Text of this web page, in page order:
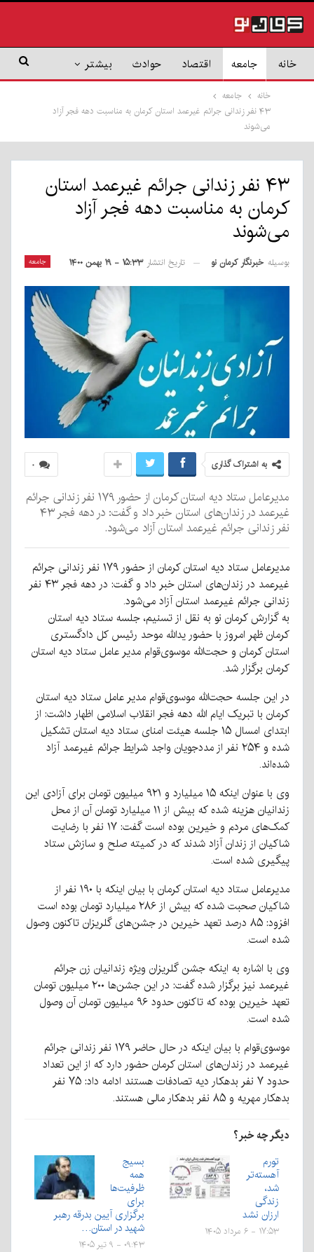
خانه جامعه اقتصاد حوادث بیشتر
خانه
جامعه
۴۳ نفر زندانی جرائم غیرعمد استان کرمان به مناسبت دهه فجر آزاد
می‌شوند
۴۳ نفر زندانی جرائم غیرعمد استان
کرمان به مناسبت دهه فجر آزاد
می‌شوند
جامعه بوسیله خبرنگار کرمان نو تاریخ انتشار ۱۵:۳۳ - ۱۹ بهمن ۱۴۰۰
۰ به اشتراک گذاری
مدیرعامل ستاد دیه استان کرمان از حضور ۱۷۹ نفر زندانی جرائم
غیرعمد در زندان‌های استان خبر داد و گفت: در دهه فجر ۴۳
نفر زندانی جرائم غیرعمد استان آزاد می‌شود.
مدیرعامل ستاد دیه استان کرمان از حضور ۱۷۹ نفر زندانی جرائم
غیرعمد در زندان‌های استان خبر داد و گفت: در دهه فجر ۴۳ نفر
زندانی جرائم غیرعمد استان آزاد می‌شود.
به گزارش کرمان نو به نقل از تسنیم، جلسه ستاد دیه استان
کرمان ظهر امروز با حضور یدالله موحد رئیس کل دادگستری
استان کرمان و حجت‌الله موسوی‌قوام مدیر عامل ستاد دیه استان
کرمان برگزار شد.
در این جلسه حجت‌الله موسوی‌قوام مدیر عامل ستاد دیه استان
کرمان با تبریک ایام الله دهه فجر انقلاب اسلامی اظهار داشت: از
ابتدای امسال ۱۵ جلسه هیئت امنای ستاد دیه استان تشکیل
شده و ۲۵۴ نفر از مددجویان واجد شرایط جرائم غیرعمد آزاد
شده‌اند.
وی با عنوان اینکه ۱۵ میلیارد و ۹۲۱ میلیون تومان برای آزادی این
زندانیان هزینه شده که بیش از ۱۱ میلیارد تومان آن از محل
کمک‌های مردم و خیرین بوده است گفت: ۱۷ نفر با رضایت
شاکیان از زندان آزاد شدند که در کمیته صلح و سازش ستاد
پیگیری شده است.
مدیرعامل ستاد دیه استان کرمان با بیان اینکه با ۱۹۰ نفر از
شاکیان صحبت شده که بیش از ۲۸۶ میلیارد تومان بوده است
افزود: ۸۵ درصد تعهد خیرین در جشن‌های گلریزان تاکنون وصول
شده است.
وی با اشاره به اینکه جشن گلریزان ویژه زندانیان زن جرائم
غیرعمد نیز برگزار شده گفت: در این جشن‌ها ۲۰۰ میلیون تومان
تعهد خیرین بوده که تاکنون حدود ۹۶ میلیون تومان آن وصول
شده است.
موسوی‌قوام با بیان اینکه در حال حاضر ۱۷۹ نفر زندانی جرائم
غیرعمد در زندان‌های استان کرمان حضور دارد که از این تعداد
حدود ۷ نفر بدهکار دیه تصادفات هستند ادامه داد: ۷۵ نفر
بدهکار مهریه و ۸۵ نفر بدهکار مالی هستند.
دیگر چه خبر؟
تورم
آهسته‌تر
شد،
زندگی
ارزان نشد
۱۷:۵۳ - ۶ مرداد ۱۴۰۵
بسیج
همه
ظرفیت‌ها
برای
برگزاری آیین بدرقه رهبر
شهید در استان…
۰۹:۴۳ - ۹ تیر ۱۴۰۵